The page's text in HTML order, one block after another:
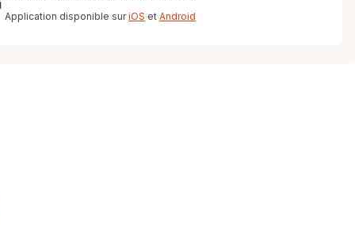
Application disponible suriOS et Android